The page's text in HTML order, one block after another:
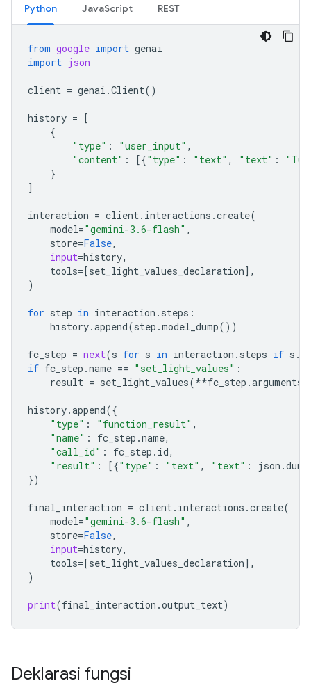
Python JavaScript REST
from google import genai
import json
client = genai .Client()
history =
[
{
"type" : "user_input" ,
"content" : [{"type" : "text" , "text" :
}
]
interaction = client. interactions .create(
model="gemini-3.6-flash" ,
store=False,
input=history,
tools= [set_light_values_declaration],
)
for step in interaction . steps :
history.append(step .model_dump())
fc_step = next(s for s in interaction . steps if s .
if fc_step .name == "set_light_values" :
result = set_light_values(**fc_step .arguments
history.append({
"type" : "function_result" ,
"name" : fc_step .name,
"call_id" : fc_step . id,
"result" : [{"type" : "text" , "text" : json .
})
final_interaction = client. interactions .create(
model="gemini-3.6-flash" ,
store=False,
input=history,
tools= [set_light_values_declaration],
)
print(final_interaction .output_text)
Deklarasi fungsi